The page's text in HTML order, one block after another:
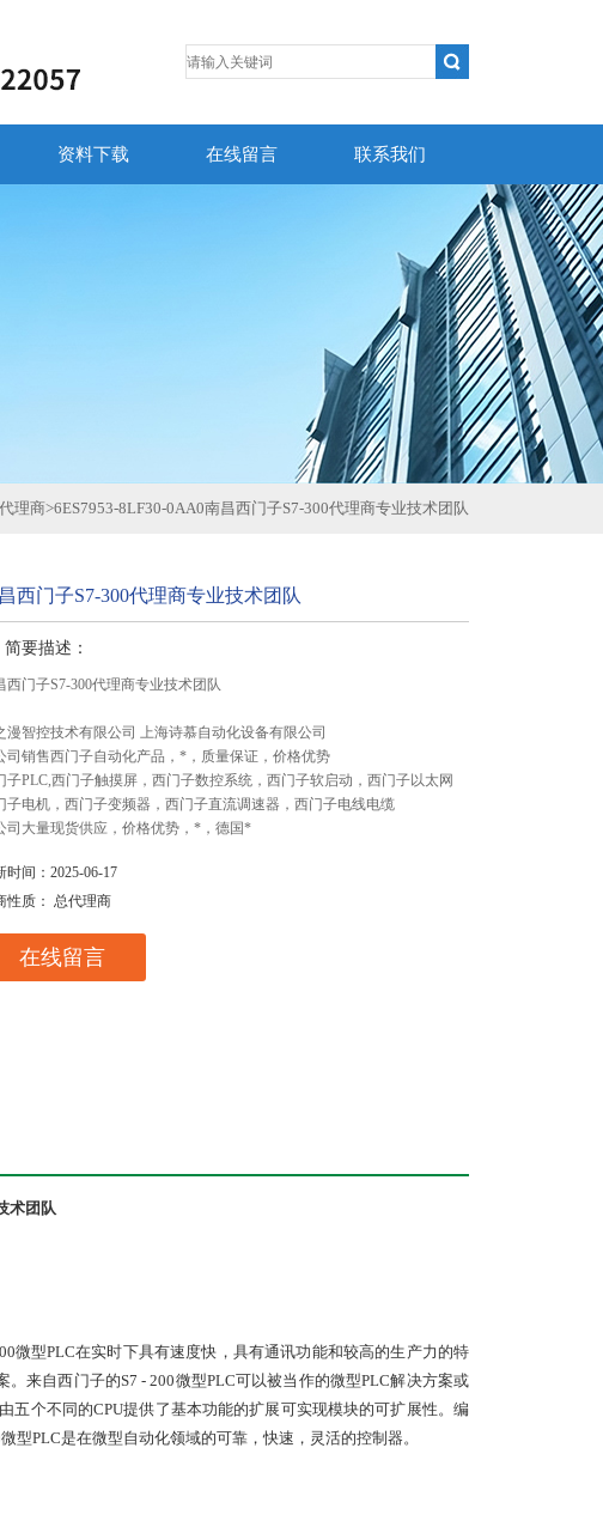
资料下载 在线留言 联系我们
代理商>6ES7953-8LF30-0AA0南昌西门子S7-300代理商专业技术团队
西门子S7-300代理商专业技术团队
简要描述：
西门子S7-300代理商专业技术团队
漫智控技术有限公司 上海诗慕自动化设备有限公司
司销售西门子自动化产品，*，质量保证，价格优势
子PLC,西门子触摸屏，西门子数控系统，西门子软启动，西门子以太网
子电机，西门子变频器，西门子直流调速器，西门子电线电缆
司大量现货供应，价格优势，*，德国*
时间：2025-06-17
性质： 总代理商
在线留言
术团队
微型PLC在实时下具有速度快，具有通讯功能和较高的生产力的特
来自西门子的S7 - 200微型PLC可以被当作的微型PLC解决方案或
个不同的CPU提供了基本功能的扩展可实现模块的可扩展性。编
型PLC是在微型自动化领域的可靠，快速，灵活的控制器。